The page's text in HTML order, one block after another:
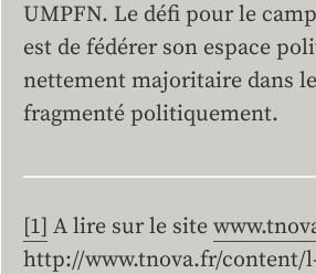
UMPFN. Le défi pour le
est de fédérer son espace
nettement majoritaire dans
fragmenté politiquement.
[1] A lire sur le site
http://www.tnova.fr/content/